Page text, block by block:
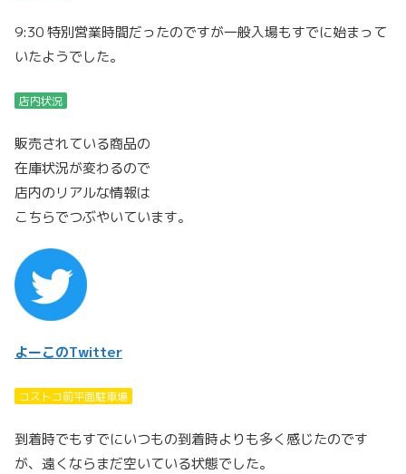
9:30 特別営業時間だったのですが一般入場もすでに始まって
いたようでした。
店内状況
販売されている商品の
在庫状況が変わるので
店内のリアルな情報は
こちらでつぶやいています。
よーこのTwitter
コストコ前平面駐車場
到着時でもすでにいつもの到着時よりも多く感じたのです
が、遠くならまだ空いている状態でした。